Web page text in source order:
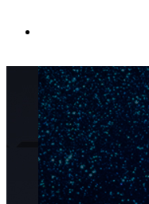
ОГРН 1157847073405